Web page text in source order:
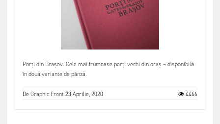
Porți din Brașov. Cele mai frumoase porți vechi din oraș – disponibilă
în două variante de pânză.
DeGraphic Front23 Aprilie, 2020 4466